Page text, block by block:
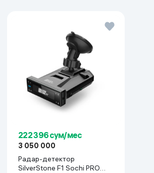
222 396 сум/мес
3 050 000
Радар-детектор
SilverStone F1 Sochi PRO